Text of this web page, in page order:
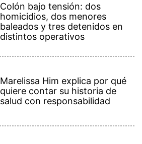
Colón bajo tensión: dos
homicidios, dos menores
baleados y tres detenidos en
distintos operativos
Marelissa Him explica por qué
quiere contar su historia de
salud con responsabilidad